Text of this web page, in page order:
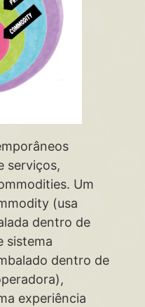
serviços,
Um
(usa
dentro de
sistema
dentro de
experiência